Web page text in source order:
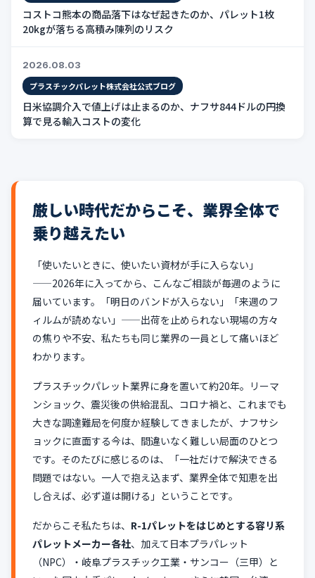
コストコ熊本の商品落下はなぜ起きたのか、パレット1枚
20kgが落ちる高積み陳列のリスク
2026.08.03
プラスチックパレット株式会社公式ブログ
日米協調介入で値上げは止まるのか、ナフサ844ドルの円換
算で見る輸入コストの変化
厳しい時代だからこそ、業界全体で
乗り越えたい
「使いたいときに、使いたい資材が手に入らない」
――2026年に入ってから、こんなご相談が毎週のように
届いています。「明日のバンドが入らない」「来週のフ
ィルムが読めない」――出荷を止められない現場の方々
の焦りや不安、私たちも同じ業界の一員として痛いほど
わかります。
プラスチックパレット業界に身を置いて約20年。リーマ
ンショック、震災後の供給混乱、コロナ禍と、これまでも
大きな調達難局を何度か経験してきましたが、ナフサシ
ョックに直面する今は、間違いなく難しい局面のひとつ
です。そのたびに感じるのは、「一社だけで解決できる
問題ではない。一人で抱え込まず、業界全体で知恵を出
し合えば、必ず道は開ける」ということです。
だからこそ私たちは、 R-1パレットをはじめとする容リ系
パレットメーカー各社、加えて日本プラパレット
（NPC）・岐阜プラスチック工業・サンコー（三甲）と